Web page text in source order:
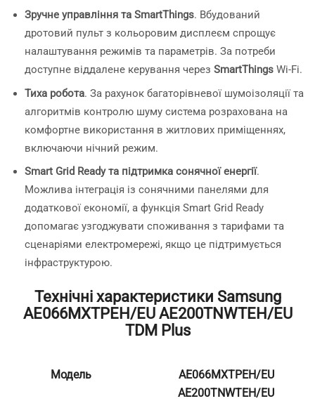
Зручне управління та SmartThings. Вбудований
дротовий пульт з кольоровим дисплеєм спрощує
налаштування режимів та параметрів. За потреби
доступне віддалене керування через SmartThings Wi-Fi.
Тиха робота. За рахунок багаторівневої шумоізоляції та
алгоритмів контролю шуму система розрахована на
комфортне використання в житлових приміщеннях,
включаючи нічний режим.
Smart Grid Ready та підтримка сонячної енергії.
Можлива інтеграція із сонячними панелями для
додаткової економії, а функція Smart Grid Ready
допомагає узгоджувати споживання з тарифами та
сценаріями електромережі, якщо це підтримується
інфраструктурою.
Технічні характеристики Samsung
AE066MXTPEH/EU AE200TNWTEH/EU
TDM Plus
Модель
AE066MXTPEH/EU
AE200TNWTEH/EU